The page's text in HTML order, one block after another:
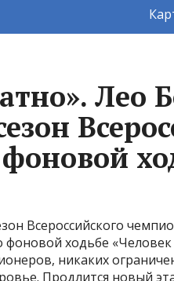
Лео
Всероссийского
ходьбе
никаких
Продлится новый